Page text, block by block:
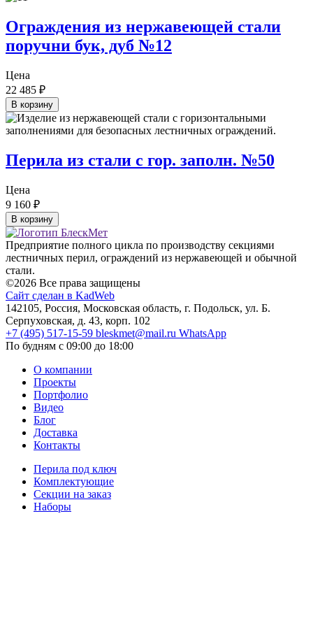
Ограждения из нержавеющей стали
поручни бук, дуб №12
Цена
22 485 ₽
В корзину
Перила из стали с гор. заполн. №50
Цена
9 160 ₽
В корзину
Предприятие полного цикла по производству секциями
лестничных перил, ограждений из нержавеющей и обычной
стали.
©2026 Все права защищены
Сайт сделан в KadWeb
142105, Россия, Московская область, г. Подольск, ул. Б.
Серпуховская, д. 43, корп. 102
+7 (495) 517-15-59 bleskmet@mail.ru WhatsApp
По будням с 09:00 до 18:00
О компании
Проекты
Портфолио
Видео
Блог
Доставка
Контакты
Перила под ключ
Комплектующие
Секции на заказ
Наборы